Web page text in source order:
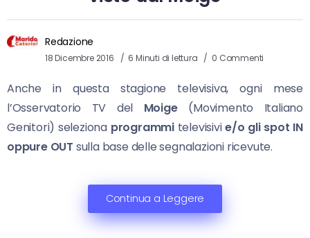
Redazione
18 Dicembre 2016 6 Minuti di lettura 0 Commenti
Anche in questa stagione televisiva, ogni mese
l’Osservatorio TV del Moige(Movimento Italiano
Genitori) seleziona programmitelevisivie/o gli spot IN
oppure OUT sulla base delle segnalazioni ricevute.
Continua a Leggere